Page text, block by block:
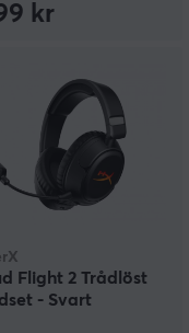
kr
Flight 2 Trådlöst
- Svart